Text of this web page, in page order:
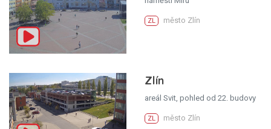
ZL město Zlín
Zlín
areál Svit, pohled od 22. budovy
ZL město Zlín